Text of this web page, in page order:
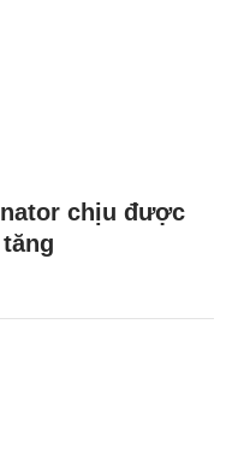
chịu được